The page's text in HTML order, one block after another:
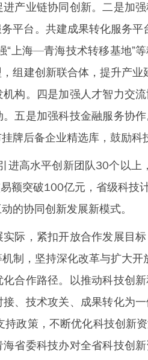
产业链协同创新。二是加
平台。共建成果转化服务平
“上海—青海技术转移基地”
组建创新联合体，提升产
构。四是加强人才智力交
五是加强科技金融服务协
牌后备企业精选库，鼓励科
高水平创新团队30个以上
额突破100亿元，省级科技
的协同创新发展新模式。
，紧扣开放合作发展目标
制，坚持深化改革与扩大
合作路径。以推动科技创
、技术攻关、成果转化为
政策，不断优化科技创新
省委科技办对全省科技创